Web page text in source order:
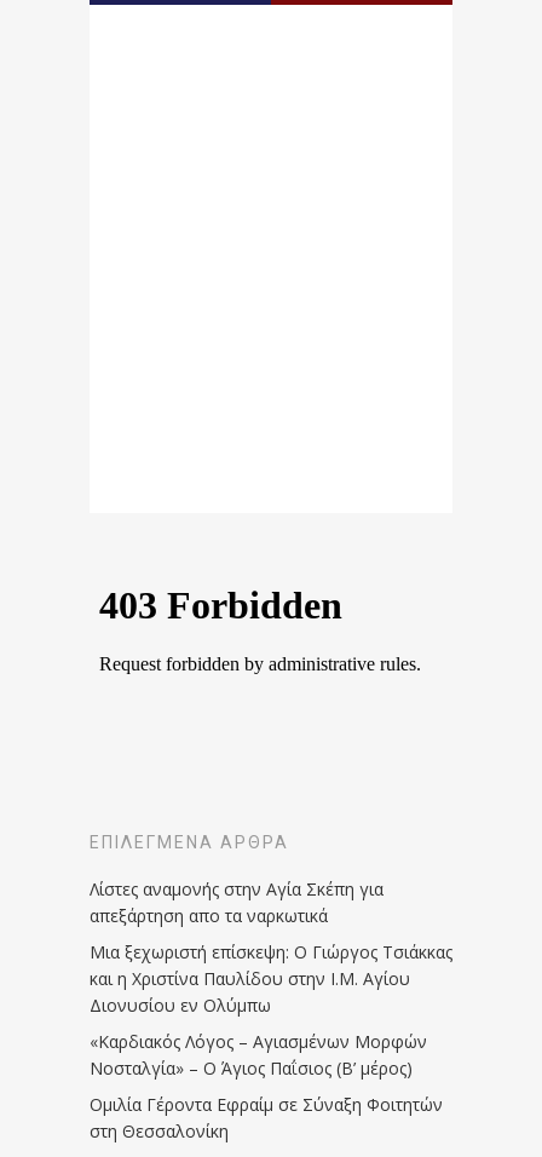
ΕΠΙΛΕΓΜΈΝΑ ΆΡΘΡΑ
Λίστες αναμονής στην Αγία Σκέπη για
απεξάρτηση απο τα ναρκωτικά
Μια ξεχωριστή επίσκεψη: Ο Γιώργος Τσιάκκας
και η Χριστίνα Παυλίδου στην Ι.Μ. Αγίου
Διονυσίου εν Ολύμπω
«Καρδιακός Λόγος – Αγιασμένων Μορφών
Νοσταλγία» – Ο Άγιος Παΐσιος (Β’ μέρος)
Ομιλία Γέροντα Εφραίμ σε Σύναξη Φοιτητών
στη Θεσσαλονίκη